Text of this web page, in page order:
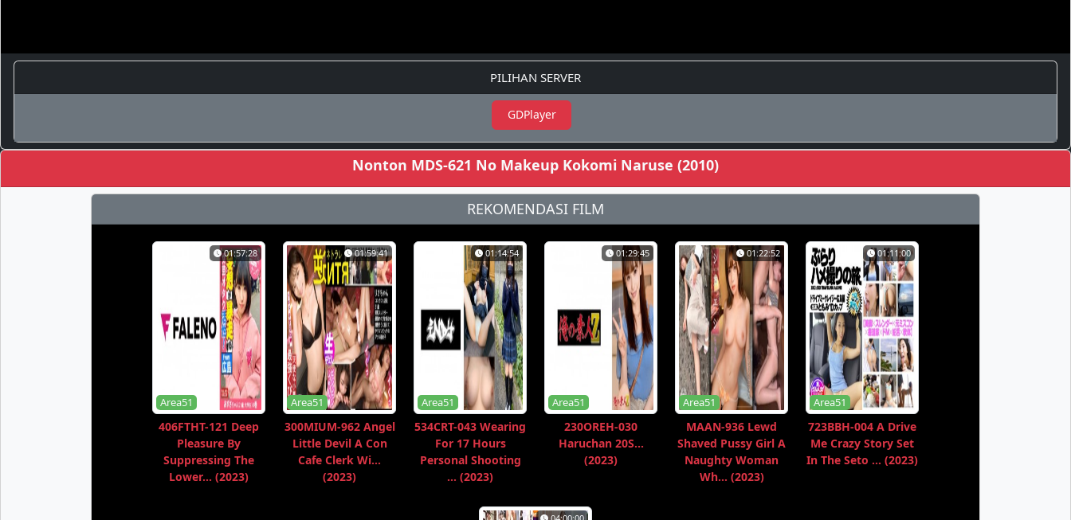
PILIHAN SERVER
GDPlayer
Nonton MDS-621 No Makeup Kokomi Naruse (2010)
REKOMENDASI FILM
01:57:28
Area51
406FTHT-121 Deep
Pleasure By
Suppressing The
Lower... (2023)
01:59:41
Area51
300MIUM-962 Angel
Little Devil A Con
Cafe Clerk Wi...
(2023)
01:14:54
Area51
534CRT-043 Wearing
For 17 Hours
Personal Shooting
... (2023)
01:29:45
Area51
230OREH-030
Haruchan 20S...
(2023)
01:22:52
Area51
MAAN-936 Lewd
Shaved Pussy Girl A
Naughty Woman
Wh... (2023)
01:11:00
Area51
723BBH-004 A Drive
Me Crazy Story Set
In The Seto ... (2023)